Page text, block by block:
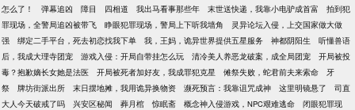
怎么了！
弹幕追凶 障目 四相道 我出马看事那些年 末世送快递，我靠小电驴成首富
拍到犯
罪现场，全警局追凶被带飞
睁眼犯罪现场，警局上下听我墙角
灵异论坛入侵，上交国家做大做
强
绑定二手平台，死去初恋找我下单 我，王妈，诡异世界提供五星服务 神都阴阳生
听懂兽语
后，我成大理寺团宠
游戏入侵：开局自带挂怎么玩 清冷美人养恶龙破案，成全局团宠
开局被投
毒？抱歉嫡长女她是法医
开局被死者加好友，我成罪犯克星 傩祭失败，蛇君前夫来索命
牙
祭
牌坊街派出所 末日摆地摊，我用诡异换物资 濒死预言：我靠诅咒成神 这里明镜悬了
司直
大人今天破戒了吗
兴安区秘闻 葬月棺 惊眠斋 概念神入侵游戏，NPC艰难逃命 闭眼犯罪现